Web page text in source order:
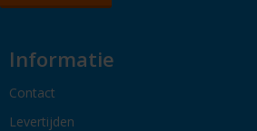
Informatie
Contact
Levertijden